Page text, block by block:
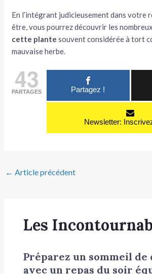
En l’intégrant judicieusement dans votre
être, vous pourrez découvrir les nombreux
cette plante souvent considérée à tort
mauvaise herbe.
43
PARTAGES Partagez !
Newsletter:
← Article précédent
Les
Préparez un sommeil de
avec un repas du soir